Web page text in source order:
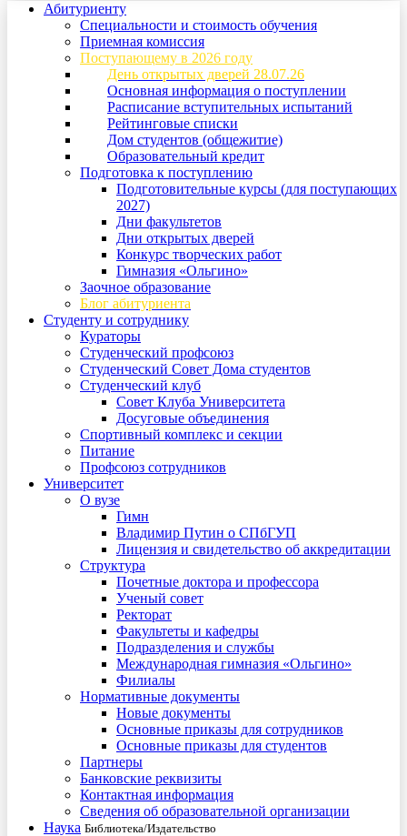
Абитуриенту
Специальности и стоимость обучения
Приемная комиссия
Поступающему в 2026 году
День открытых дверей 28.07.26
Основная информация о поступлении
Расписание вступительных испытаний
Рейтинговые списки
Дом студентов (общежитие)
Образовательный кредит
Подготовка к поступлению
Подготовительные курсы (для поступающих
2027)
Дни факультетов
Дни открытых дверей
Конкурс творческих работ
Гимназия «Ольгино»
Заочное образование
Блог абитуриента
Студенту и сотруднику
Кураторы
Студенческий профсоюз
Студенческий Совет Дома студентов
Студенческий клуб
Совет Клуба Университета
Досуговые объединения
Спортивный комплекс и секции
Питание
Профсоюз сотрудников
Университет
О вузе
Гимн
Владимир Путин о СПбГУП
Лицензия и свидетельство об аккредитации
Структура
Почетные доктора и профессора
Ученый совет
Ректорат
Факультеты и кафедры
Подразделения и службы
Международная гимназия «Ольгино»
Филиалы
Нормативные документы
Новые документы
Основные приказы для сотрудников
Основные приказы для студентов
Партнеры
Банковские реквизиты
Контактная информация
Сведения об образовательной организации
Наука Библиотека/Издательство